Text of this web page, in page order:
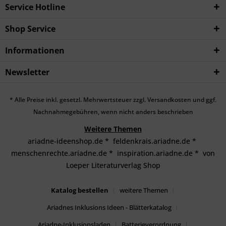
Service Hotline
Shop Service
Informationen
Newsletter
* Alle Preise inkl. gesetzl. Mehrwertsteuer zzgl. Versandkosten und ggf.
Nachnahmegebühren, wenn nicht anders beschrieben
Weitere Themen
ariadne-ideenshop.de * feldenkrais.ariadne.de *
menschenrechte.ariadne.de * inspiration.ariadne.de * von
Loeper Literaturverlag Shop
Katalog bestellen
weitere Themen
Ariadnes Inklusions Ideen - Blätterkatalog